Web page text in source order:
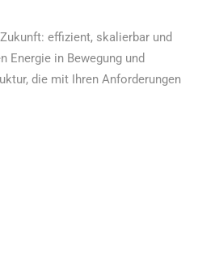
effizient, skalierbar und
Energie in Bewegung und
die mit Ihren Anforderungen